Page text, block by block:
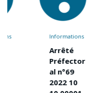
Informations
Arrêté
Préfector
al n°69
2022 10